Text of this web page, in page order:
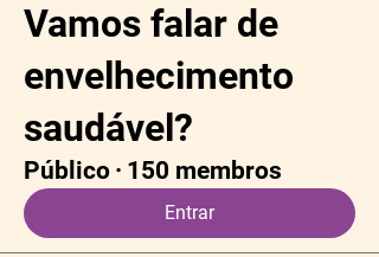
Vamos falar de
envelhecimento
saudável?
Público · 150 membros
Entrar